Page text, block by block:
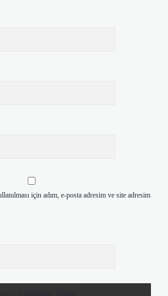
için adım, e-posta adresim ve site adresim